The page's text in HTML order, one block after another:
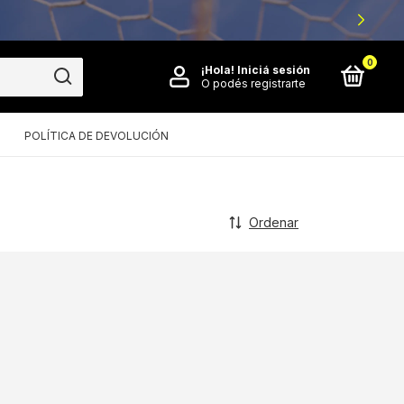
¡Hola! Iniciá sesión
O podés registrarte
0
POLÍTICA DE DEVOLUCIÓN
Ordenar